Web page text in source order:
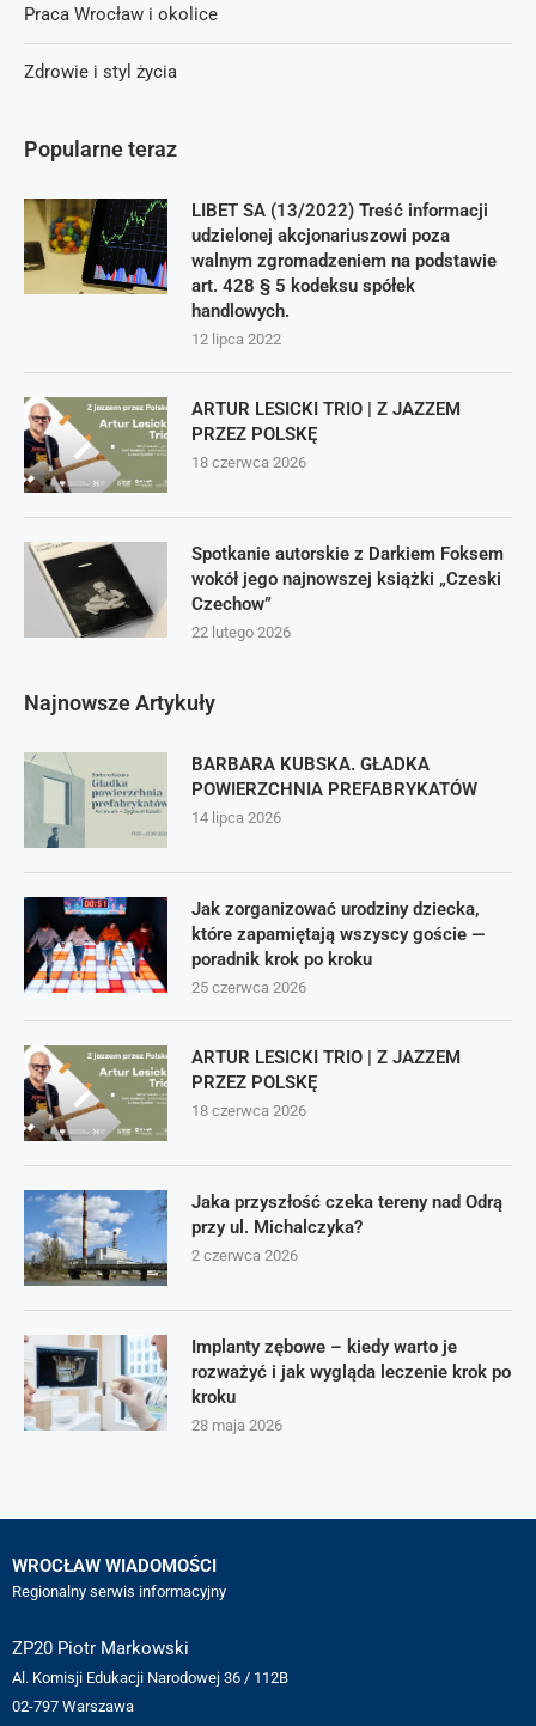
Popularne teraz
LIBET SA (13/2022) Treść informacji
udzielonej akcjonariuszowi poza
walnym zgromadzeniem na podstawie
art. 428 § 5 kodeksu spółek
handlowych.
12 lipca 2022
ARTUR LESICKI TRIO | Z JAZZEM
PRZEZ POLSKĘ
18 czerwca 2026
Spotkanie autorskie z Darkiem Foksem
wokół jego najnowszej książki „Czeski
Czechow”
22 lutego 2026
Najnowsze Artykuły
BARBARA KUBSKA. GŁADKA
POWIERZCHNIA PREFABRYKATÓW
14 lipca 2026
Jak zorganizować urodziny dziecka,
które zapamiętają wszyscy goście —
poradnik krok po kroku
25 czerwca 2026
ARTUR LESICKI TRIO | Z JAZZEM
PRZEZ POLSKĘ
18 czerwca 2026
Jaka przyszłość czeka tereny nad Odrą
przy ul. Michalczyka?
2 czerwca 2026
Implanty zębowe – kiedy warto je
rozważyć i jak wygląda leczenie krok po
kroku
28 maja 2026
Praca Wrocław i okolice
Zdrowie i styl życia
WROCŁAW WIADOMOŚCI
Regionalny serwis informacyjny
ZP20 Piotr Markowski
Al. Komisji Edukacji Narodowej 36 / 112B
02-797 Warszawa